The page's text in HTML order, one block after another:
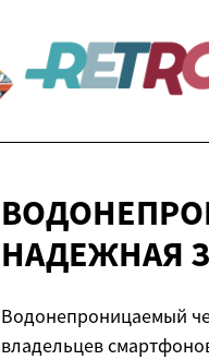
НАДЕЖНАЯ
Водонепроницаемый
владельцев